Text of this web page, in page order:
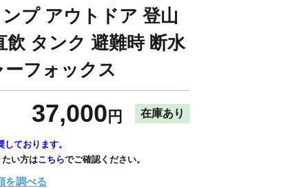
プ アウトドア 登山
飲 タンク 避難時 断水
フォックス
37,000 円 在庫あり
しております。
たい方はこちらでご確認ください。
を調べる